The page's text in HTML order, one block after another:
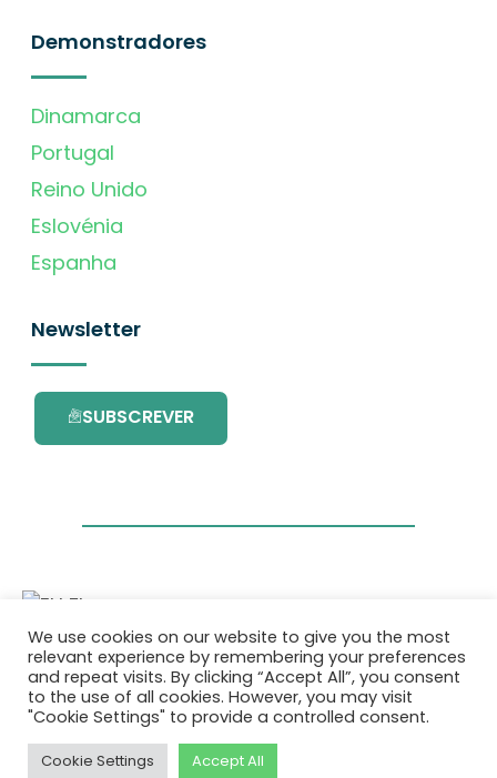
Demonstradores
Dinamarca
Portugal
Reino Unido
Eslovénia
Espanha
Newsletter
SUBSCREVER
Este projecto é financiado pelo Programa de
Investigação e Inovação da União Europeia
Horizonte 2020 com o contrato Nº. 101036418.
Política de Privacidade
We use cookies on our website to give you the most
relevant experience by remembering your preferences
and repeat visits. By clicking “Accept All”, you consent
to the use of all cookies. However, you may visit
"Cookie Settings" to provide a controlled consent.
Cookie Settings Accept All